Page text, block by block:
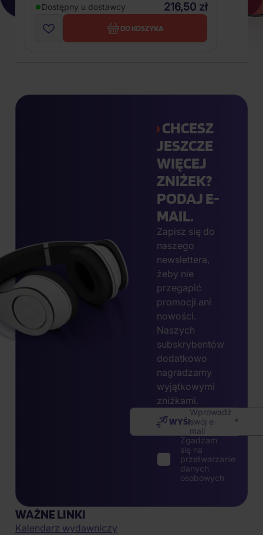
Dostępny u dostawcy 216,50 zł
DO KOSZYKA
CHCESZ
JESZCZE
WIĘCEJ
ZNIŻEK?
PODAJ E-
MAIL.
Zapisz się do
naszego
newslettera,
żeby nie
przegapić
promocji ani
nowości.
Naszych
subskrybentów
dodatkowo
nagradzamy
wyjątkowymi
zniżkami.
Wprowadź
swój e-
mail
WYŚLIJ
Zgadzam
się na
przetwarzanie
danych
osobowych
WAŻNE LINKI
Kalendarz wydawniczy